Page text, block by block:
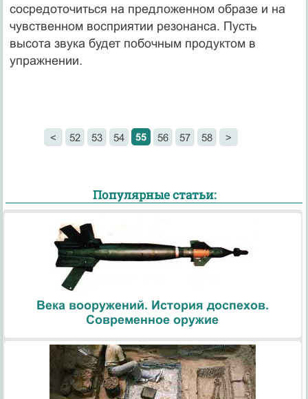
сосредоточиться на предложенном образе и на
чувственном восприятии резонанса. Пусть
высота звука будет побочным продуктом в
упражнении.
< 52 53 54 55 56 57 58 >
Популярные статьи:
Века вооружений. История доспехов.
Современное оружие